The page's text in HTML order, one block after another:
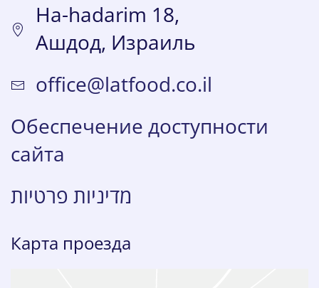
Ha-hadarim 18,
Ашдод, Израиль
office@latfood.co.il
Обеспечение доступности
сайта
מדיניות פרטיות
Карта проезда